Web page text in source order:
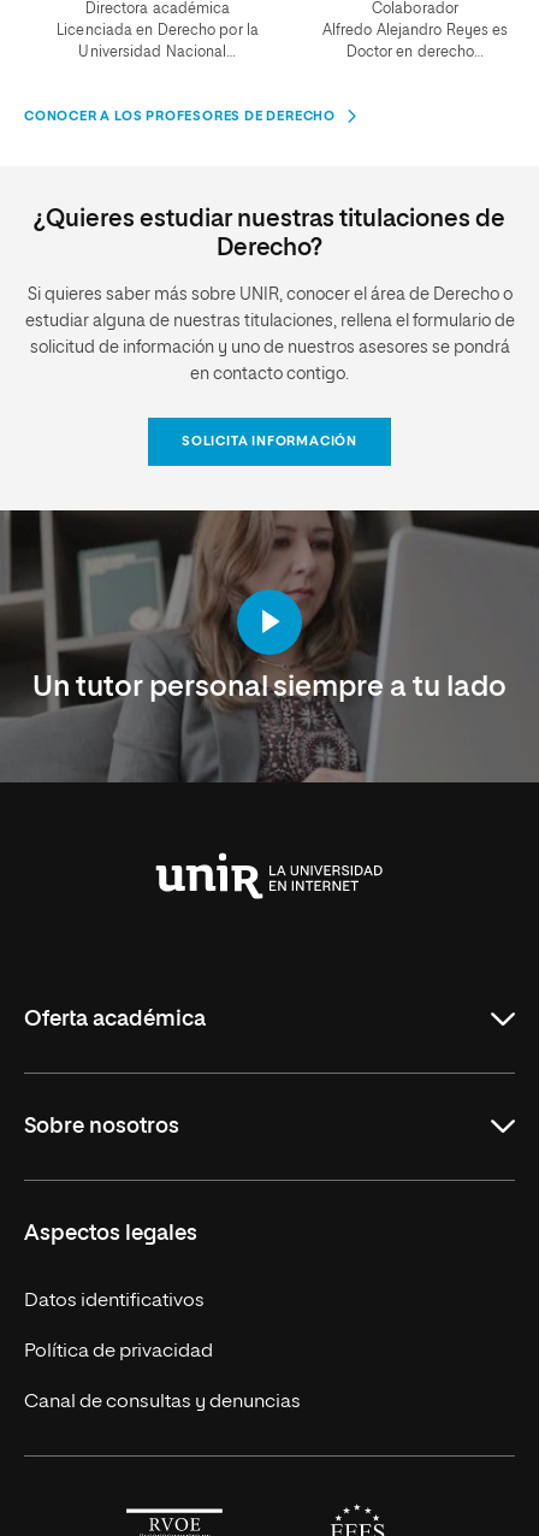
Directora académica
Licenciada en Derecho por la
Universidad Nacional…
Colaborador
Alfredo Alejandro Reyes es
Doctor en derecho…
CONOCER A LOS PROFESORES DE DERECHO
¿Quieres estudiar nuestras titulaciones de
Derecho?
Si quieres saber más sobre UNIR, conocer el área de Derecho o
estudiar alguna de nuestras titulaciones, rellena el formulario de
solicitud de información y uno de nuestros asesores se pondrá
en contacto contigo.
SOLICITA INFORMACIÓN
Un tutor personal siempre a tu lado
Oferta académica
Licenciaturas en línea
Cursos Europeos
Títulos Americanos
Alianza Newman
Sobre nosotros
Nuestros alumnos
Únete a nosotros
Actualidad
Solicita información
Aspectos legales
Datos identificativos
Política de privacidad
Canal de consultas y denuncias